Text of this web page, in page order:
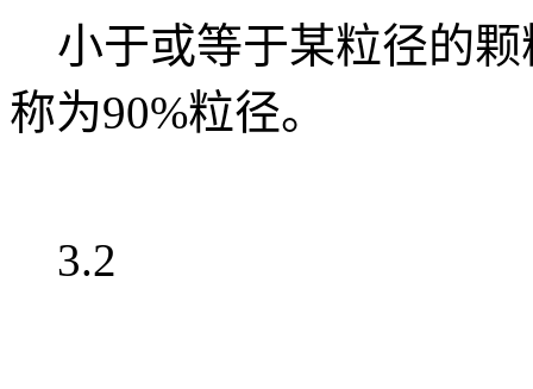
小于或等于某粒径的颗
称为90%粒径。
3.2